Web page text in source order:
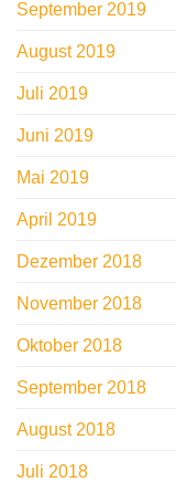
September 2019
August 2019
Juli 2019
Juni 2019
Mai 2019
April 2019
Dezember 2018
November 2018
Oktober 2018
September 2018
August 2018
Juli 2018